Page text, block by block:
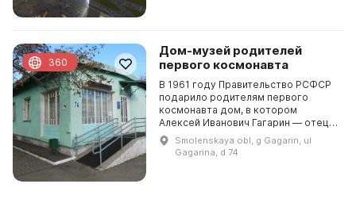
Дом-музей родителей
первого космонавта
В 1961 году Правительство РСФСР
подарило родителям первого
космонавта дом, в котором
Алексей Иванович Гагарин — отец
Юрия Алексеевича Гагарина —
провел последние годы жизни.
Воссоздана обстановка врем...
Smolenskaya obl, g Gagarin, ul
Gagarina, d 74
360